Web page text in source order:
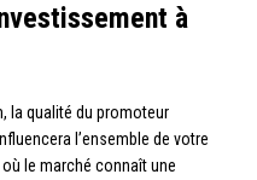
à
la qualité du promoteur
l’ensemble de votre
où le marché connaît une